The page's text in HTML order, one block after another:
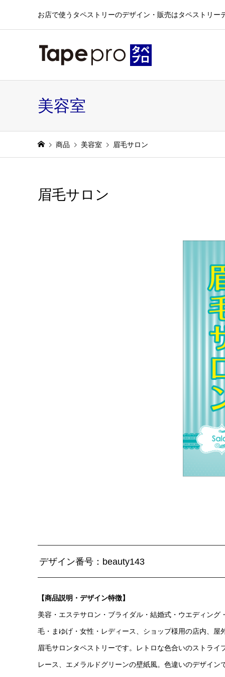
お店で使うタペストリーのデザイン・販売はタペストリー
美容室
商品 美容室 眉毛サロン
眉毛サロン
デザイン番号：beauty143
【商品説明・デザイン特徴】
美容・エステサロン・ブライダル・結婚式・ウエディング
毛・まゆげ・女性・レディース、ショップ様用の店内、屋
眉毛サロンタペストリーです。レトロな色合いのストライ
レース、エメラルドグリーンの壁紙風。色違いのデザインで